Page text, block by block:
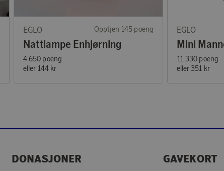
EGLO Opptjen 145 poeng
Nattlampe Enhjørning
4 650 poeng
eller 144 kr
EGLO
11 330 poeng
eller 351 kr
DONASJONER GAVEKORT